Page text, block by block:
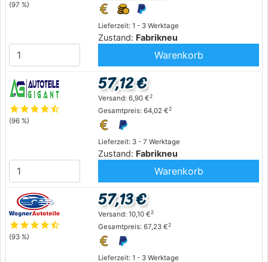
(97 %)
Lieferzeit: 1 - 3 Werktage
Zustand: Fabrikneu
Warenkorb
starstarstarstarstar_half
(96 %)
Lieferzeit: 3 - 7 Werktage
Zustand: Fabrikneu
57,12 €
Versand: 6,90 €2
Gesamtpreis: 64,02 €2
Warenkorb
starstarstarstarstar_half
(93 %)
Lieferzeit: 1 - 3 Werktage
57,13 €
Versand: 10,10 €2
Gesamtpreis: 67,23 €2